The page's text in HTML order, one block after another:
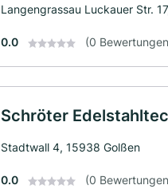
Langengrassau Luckauer Str.
0.0 (0
Schröter
Stadtwall 4, 15938 Golßen
0.0 (0